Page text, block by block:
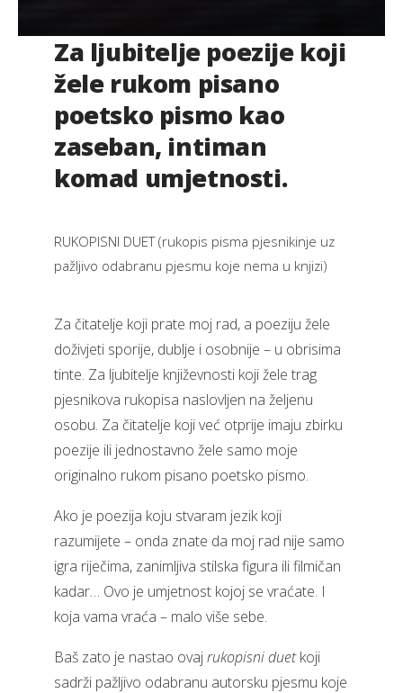
Za ljubitelje poezije koji
žele rukom pisano
poetsko pismo kao
zaseban, intiman
komad umjetnosti.
RUKOPISNI DUET (rukopis pisma pjesnikinje uz
pažljivo odabranu pjesmu koje nema u knjizi)
Za čitatelje koji prate moj rad, a poeziju žele
doživjeti sporije, dublje i osobnije – u obrisima
tinte. Za ljubitelje književnosti koji žele trag
pjesnikova rukopisa naslovljen na željenu
osobu. Za čitatelje koji već otprije imaju zbirku
poezije ili jednostavno žele samo moje
originalno rukom pisano poetsko pismo.
Ako je poezija koju stvaram jezik koji
razumijete – onda znate da moj rad nije samo
igra riječima, zanimljiva stilska figura ili filmičan
kadar… Ovo je umjetnost kojoj se vraćate. I
koja vama vraća – malo više sebe.
Baš zato je nastao ovajrukopisni duetkoji
sadrži pažljivo odabranu autorsku pjesmu koje